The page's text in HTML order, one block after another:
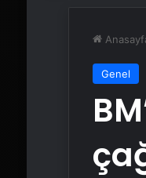
Genel